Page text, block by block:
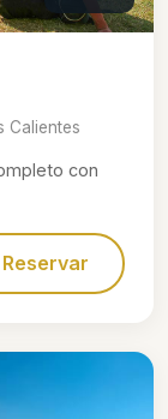
Calientes
con
Reservar